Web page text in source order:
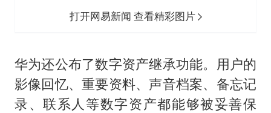
打开网易新闻 查看精彩图片
华为还公布了数字资产继承功能。用户的
影像回忆、重要资料、声音档案、备忘记
录、联系人等数字资产都能够被妥善保